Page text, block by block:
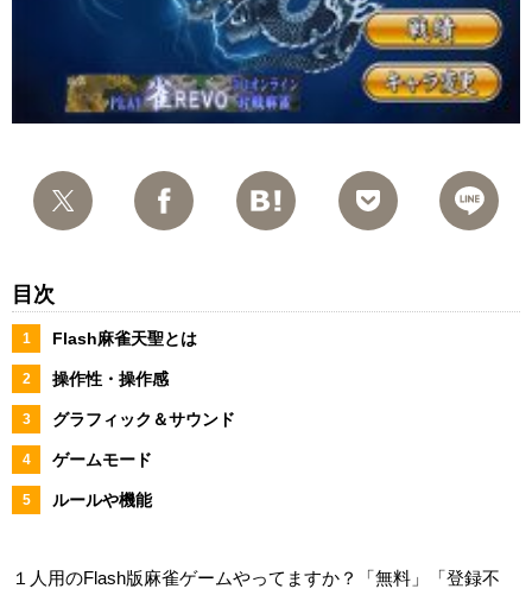
目次
Flash麻雀天聖とは
操作性・操作感
グラフィック＆サウンド
ゲームモード
ルールや機能
１人用のFlash版麻雀ゲームやってますか？「無料」「登録不